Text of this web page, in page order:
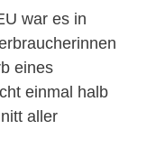
war es in
eines
einmal halb
aller